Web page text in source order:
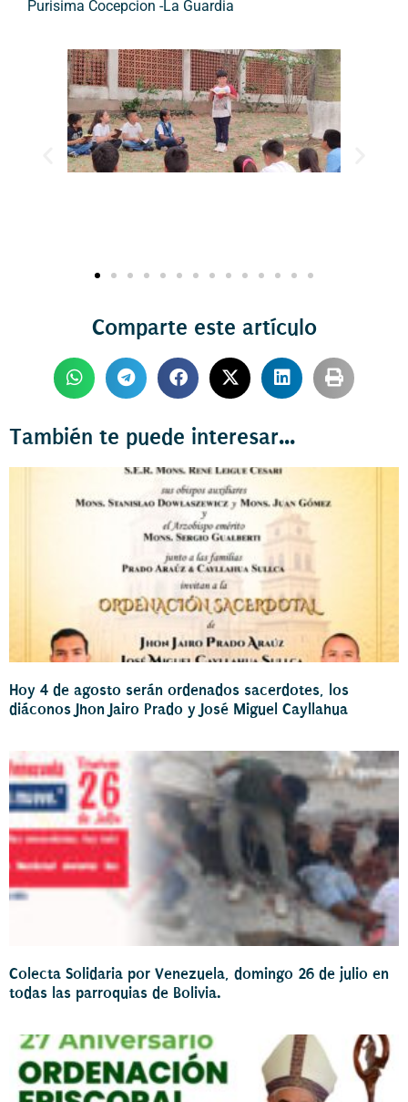
Purisima Cocepcion -La Guardia
Comparte este artículo
También te puede interesar...
Hoy 4 de agosto serán ordenados sacerdotes, los
diáconos Jhon Jairo Prado y José Miguel Cayllahua
Colecta Solidaria por Venezuela, domingo 26 de julio en
todas las parroquias de Bolivia.